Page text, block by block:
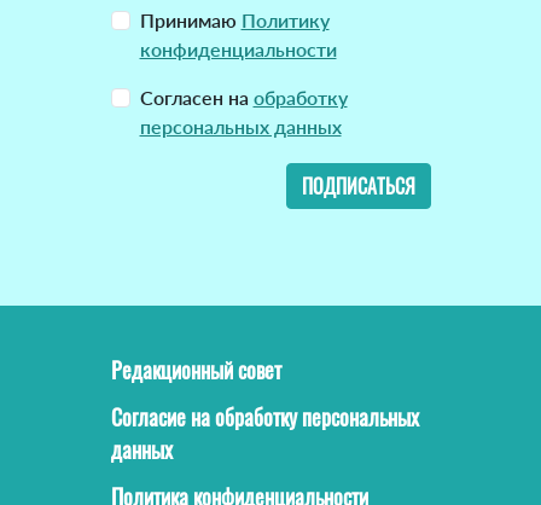
Принимаю Политику
конфиденциальности
Согласен на обработку
персональных данных
ПОДПИСАТЬСЯ
Редакционный совет
Согласие на обработку персональных
данных
Политика конфиденциальности